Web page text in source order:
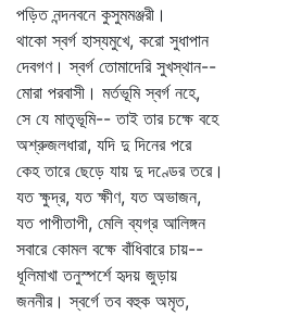
পড়িত নন্দনবনে কুসুমমঞ্জরী।
থাকো স্বর্গ হাস্যমুখে, করো সুধাপান
দেবগণ। স্বর্গ তোমাদেরি সুখস্থান--
মোরা পরবাসী। মর্তভূমি স্বর্গ নহে,
সে যে মাতৃভূমি-- তাই তার চক্ষে বহে
অশ্রুজলধারা, যদি দু দিনের পরে
কেহ তারে ছেড়ে যায় দু দণ্ডের তরে।
যত ক্ষুদ্র, যত ক্ষীণ, যত অভাজন,
যত পাপীতাপী, মেলি ব্যগ্র আলিঙ্গন
সবারে কোমল বক্ষে বাঁধিবারে চায়--
ধূলিমাখা তনুস্পর্শে হৃদয় জুড়ায়
জননীর। স্বর্গে তব বহুক অমৃত,